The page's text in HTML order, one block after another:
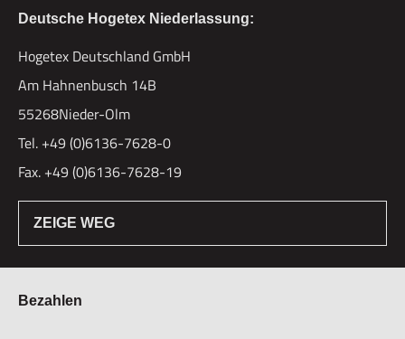
Deutsche Hogetex Niederlassung:
Hogetex Deutschland GmbH
Am Hahnenbusch 14B
55268Nieder-Olm
Tel. +49 (0)6136-7628-0
Fax. +49 (0)6136-7628-19
ZEIGE WEG
Bezahlen